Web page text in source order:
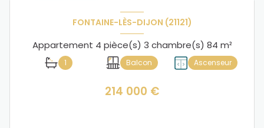
FONTAINE-LÈS-DIJON (21121)
Appartement 4 pièce(s) 3 chambre(s) 84 m²
1 Balcon Ascenseur
214 000 €